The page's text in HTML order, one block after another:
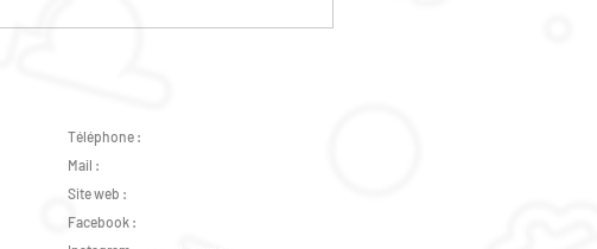
Téléphone :
Mail :
Site web :
Facebook :